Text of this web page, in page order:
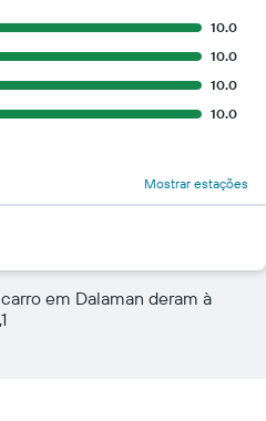
10.0
10.0
10.0
10.0
Mostrar estações
em Dalaman deram à